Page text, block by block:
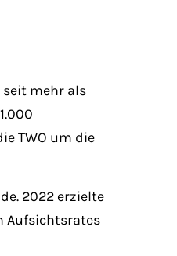
seit mehr als
TWO um die
2022 erzielte
Aufsichtsrates